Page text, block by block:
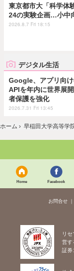
東京都市大「科学体
24の実験企画…小中
2026.8.7 Fri 18:15
デジタル生活
Google、アプリ向
APIを年内に世界展
者保護を強化
2026.7.31 Fri 13:45
ホーム › 早稲田大学高等学
Home Facebook
お問合せ
リ
営す
証券